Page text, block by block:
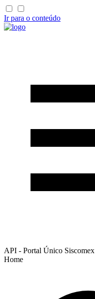
Ir para o conteúdo
API - Portal Único Siscomex
Home